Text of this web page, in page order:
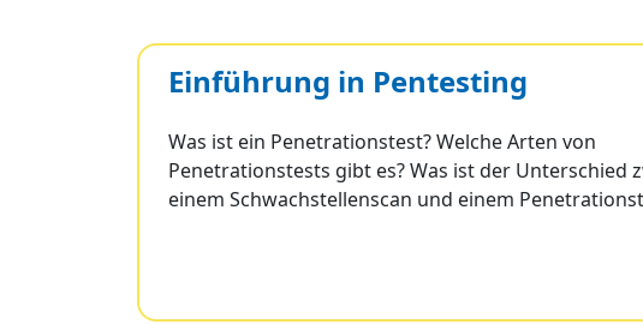
Einführung in Pentesting
Was ist ein Penetrationstest? Welche Arten von
Penetrationstests gibt es? Was ist der Unterschied
einem Schwachstellenscan und einem